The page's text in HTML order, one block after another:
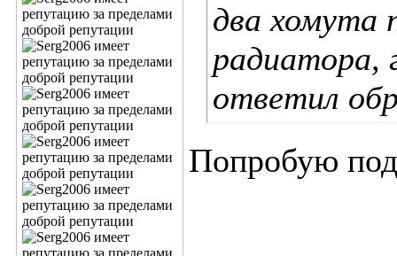
два хомута
радиатора,
ответил
Попробую